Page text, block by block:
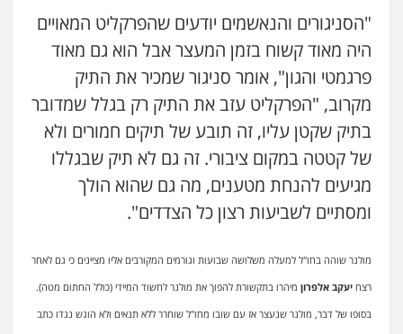
"הסניגורים והנאשמים יודעים שהפרקליט המאויים
היה מאוד קשוח בזמן המעצר אבל הוא גם מאוד
פרגמטי והגון", אומר סניגור שמכיר את התיק
מקרוב, "הפרקליט עזב את התיק רק בגלל שמדובר
בתיק שקטן עליו, זה תובע של תיקים חמורים ולא
של קטטה במקום ציבורי. זה גם לא תיק שבגללו
מגיעים להנחת מטענים, מה גם שהוא הולך
ומסתיים לשביעות רצון כל הצדדים".
מולנר שוהה בחו"ל למעלה משלושה שבועות וגורמים המקורבים אליו מציינים כי גם לאחר
רצח יעקב אלפרון מיהרו בתקשורת להפוך את מולנר לחשוד המיידי (כולל החתום מטה).
בסופו של דבר, מולנר שנעצר אז עם שובו מחו"ל שוחרר ללא תנאים ולא הוגש נגדו כתב